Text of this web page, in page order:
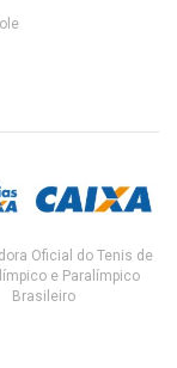
Oficial do Tenis de
e Paralímpico
Brasileiro